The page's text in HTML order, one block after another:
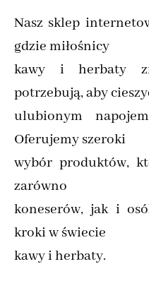
Nasz sklep
gdzie miłośnicy
kawy i herbaty
potrzebują, aby
ulubionym
Oferujemy szeroki
wybór produktów,
zarówno
koneserów, jak i
kroki w świecie
kawy i herbaty.